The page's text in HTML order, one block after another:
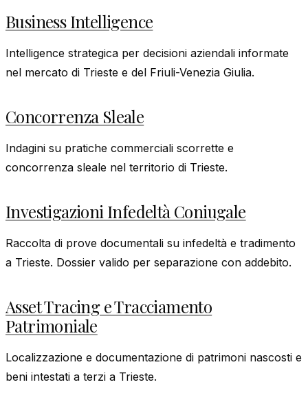
Business Intelligence
Intelligence strategica per decisioni aziendali informate
nel mercato di Trieste e del Friuli-Venezia Giulia.
Concorrenza Sleale
Indagini su pratiche commerciali scorrette e
concorrenza sleale nel territorio di Trieste.
Investigazioni Infedeltà Coniugale
Raccolta di prove documentali su infedeltà e tradimento
a Trieste. Dossier valido per separazione con addebito.
Asset Tracing e Tracciamento
Patrimoniale
Localizzazione e documentazione di patrimoni nascosti e
beni intestati a terzi a Trieste.